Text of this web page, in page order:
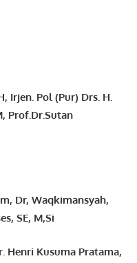
, Irjen. Pol (Pur) Drs. H.
Prof.Dr.Sutan
, Dr, Waqkimansyah,
SE, M,Si
Henri Kusuma Pratama,